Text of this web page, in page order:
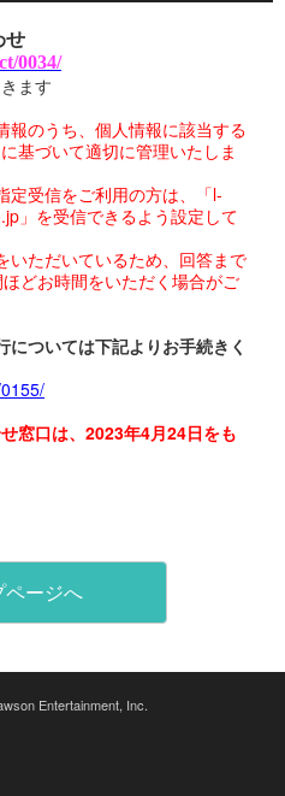
せ
0034/
ます
報のうち、個人情報に該当する
基づいて適切に管理いたしま
定受信をご利用の方は、「l-
」を受信できるよう設定して
いただいているため、回答まで
どお時間をいただく場合がご
ついては下記よりお手続きく
窓口は、2023年4月24日をも
ページへ
Entertainment, Inc.